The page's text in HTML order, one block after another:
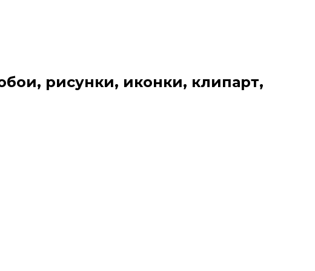
рисунки, иконки, клипарт,